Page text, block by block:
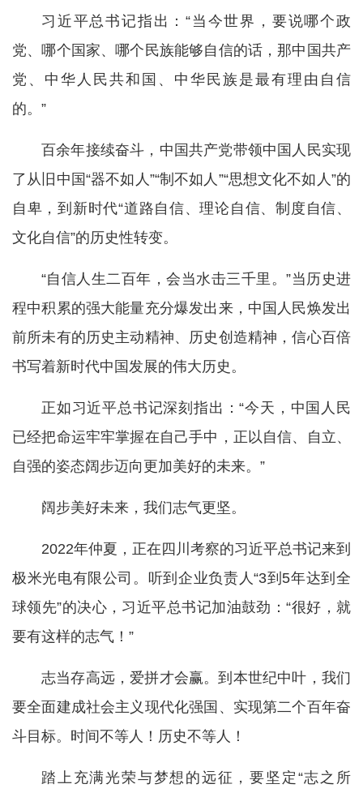
习近平总书记指出：“当今世界，要说哪个政
党、哪个国家、哪个民族能够自信的话，那中国共产
党、中华人民共和国、中华民族是最有理由自信
的。”
百余年接续奋斗，中国共产党带领中国人民实现
了从旧中国“器不如人”“制不如人”“思想文化不如人”的
自卑，到新时代“道路自信、理论自信、制度自信、
文化自信”的历史性转变。
“自信人生二百年，会当水击三千里。”当历史进
程中积累的强大能量充分爆发出来，中国人民焕发出
前所未有的历史主动精神、历史创造精神，信心百倍
书写着新时代中国发展的伟大历史。
正如习近平总书记深刻指出：“今天，中国人民
已经把命运牢牢掌握在自己手中，正以自信、自立、
自强的姿态阔步迈向更加美好的未来。”
阔步美好未来，我们志气更坚。
2022年仲夏，正在四川考察的习近平总书记来到
极米光电有限公司。听到企业负责人“3到5年达到全
球领先”的决心，习近平总书记加油鼓劲：“很好，就
要有这样的志气！”
志当存高远，爱拼才会赢。到本世纪中叶，我们
要全面建成社会主义现代化强国、实现第二个百年奋
斗目标。时间不等人！历史不等人！
踏上充满光荣与梦想的远征，要坚定“志之所